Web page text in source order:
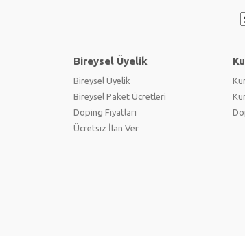
Bireysel Üyelik
Bireysel Üyelik
Bireysel Paket Ücretleri
Doping Fiyatları
Ücretsiz İlan Ver